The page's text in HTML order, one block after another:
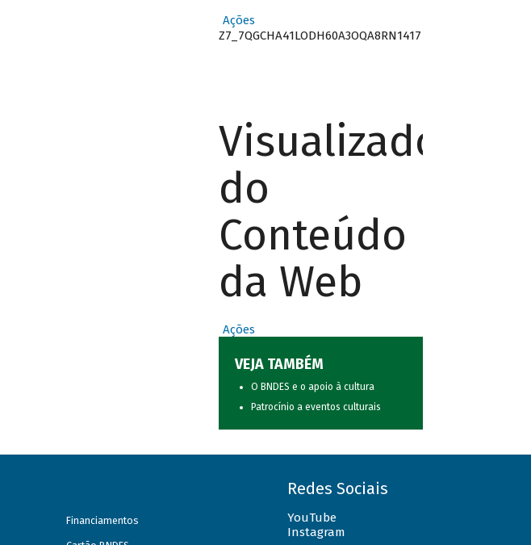
Ações
Z7_7QGCHA41LODH60A3OQA8RN1417
Visualizador
do
Conteúdo
da Web
Ações
VEJA TAMBÉM
O BNDES e o apoio à cultura
Patrocínio a eventos culturais
Financiamentos
Redes Sociais
YouTube
Instagram